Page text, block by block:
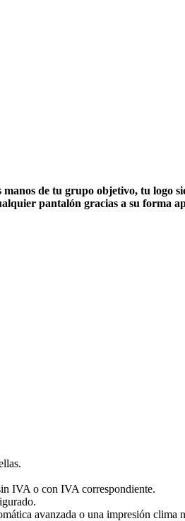
de tu grupo objetivo, tu logo
pantalón gracias a su forma
IVA o con IVA correspondiente.
avanzada o una impresión clima